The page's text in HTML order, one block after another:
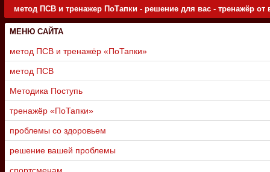
метод ПСВ и тренажер ПоТапки - решение для вас - тренажёр от
МЕНЮ САЙТА
метод ПСВ и тренажёр «ПоТапки»
метод ПСВ
Методика Поступь
тренажёр «ПоТапки»
проблемы со здоровьем
решение вашей проблемы